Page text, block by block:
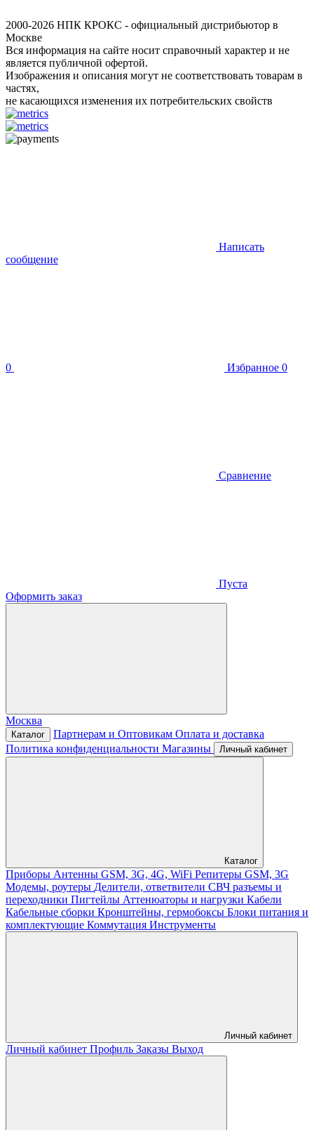
2000-2026 НПК КРОКС - официальный дистрибьютор в
Москве
Вся информация на сайте носит справочный характер и не
является публичной офертой.
Изображения и описания могут не соответствовать товарам в
частях,
не касающихся изменения их потребительских свойств
Написать
сообщение
0 Избранное 0
Сравнение
Пуста
Оформить заказ
Москва
Каталог Партнерам и Оптовикам Оплата и доставка
Политика конфиденциальности Магазины Личный кабинет
Каталог
Приборы Антенны GSM, 3G, 4G, WiFi Репитеры GSM, 3G
Модемы, роутеры Делители, ответвители СВЧ разъемы и
переходники Пигтейлы Аттенюаторы и нагрузки Кабели
Кабельные сборки Кронштейны, гермобоксы Блоки питания и
комплектующие Коммутация Инструменты
Личный кабинет
Личный кабинет Профиль Заказы Выход